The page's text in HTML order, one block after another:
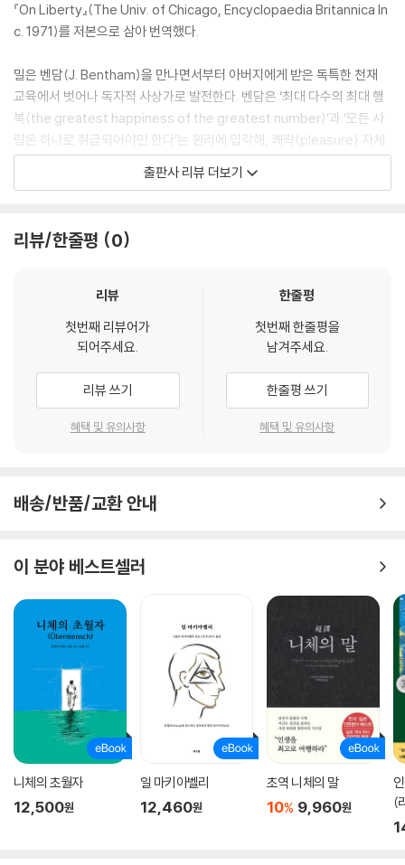
『On Liberty』(The Univ. of Chicago, Encyclopaedia Britannica In
c. 1971)를 저본으로 삼아 번역했다.
밀은 벤담(J. Bentham)을 만나면서부터 아버지에게 받은 독특한 천재
교육에서 벗어나 독자적 사상가로 발전한다. 벤담은 ‘최대 다수의 최대 행
복(the greatest happiness of the greatest number)’과 ‘모든 사
람은 하나로 취급되어야만 한다’는 원리에 입각해, 쾌락(pleasure) 자체
가 곧 선(善)이며 질적 차이가 없는 이 쾌락의 양(量)을 강도·계속성·확실
성 등의 기준에 따라 과학적 방법으로 정확하게 계산할 수 있다는 공리주
많은 사람들에게 평등하게 배분하려는 사회적 쾌락주의다.
하지만 이러한 주장이 쾌락의 양만 추구하는 ‘돼지 철학’이라고 비난받자,
에 질(質)적 요소를 추가하고 인간의 행동에서 개인적 이기심 이외에 사회
적 관습·명예욕·희생정신 등 도덕적 의무감을 부각시켜 보완했다. 그는 언
론 탄압과 선거권 제한에 맞서 봉기한 프랑스 7월 혁명과 정신의 역사적
발전을 중시한 독일 이상주의(理想主義)에 깊은 영향을 받았다. 따라서
이성에 치우친 18세기 계몽주의(啓蒙主義)를 추구했던 벤담의 주장을
체계화하면서 개인의 욕구와 다수의 행복을 조정한 『정치경제학 원리』(18
48)에서 표현되었고, 여성의 참정권을 통해 남녀평등을 구현하고 선거법
을 개정해 개인의 자유와 기본권을 보장하려는 적극적 활동으로 더욱 구체
적인 모습을 띠어갔다. 밀의 사상적 발전과 활동의 결과가 집약된 『자유
론』(1859)은 오늘날에도 가장 큰 영향력을 미치고 있는 그의 대표작으로
꼽힌다.
『자유론』에서 볼 수 있듯 밀은 19세기의 여전히 어두운 정치·사회적 상황
속에서 인류의 밝고 행복한 미래를 보장할 수 있는 조건과 제도를 확립할
기초로서 진정한 개인의 자유를 확보하기 위해 부단히 투쟁했다. 즉 개인
의 자유와 사회의 권력 사이에 올바른 관계를 모색하는 가운데 전통적 권
위와 맹목적 관습을 타파해 새로운 삶의 창조를 요구하고 있었다. 또 타인
출판사 리뷰 더보기
리뷰/한줄평 0
리뷰
첫번째 리뷰어가
되어주세요.
리뷰 쓰기
혜택 및 유의사항
한줄평
첫번째 한줄평을
남겨주세요.
한줄평 쓰기
혜택 및 유의사항
배송/반품/교환 안내
이 분야 베스트셀러
니체의 초월자
12,500원
일 마키아벨리
12,460원
초역 니체의 말
10% 9,960원
(